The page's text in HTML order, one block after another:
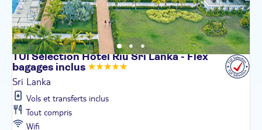
TUI Sélection Hôtel Riu Sri Lanka - Flex
bagages inclus
Sri Lanka
Vols et transferts inclus
Tout compris
Wifi